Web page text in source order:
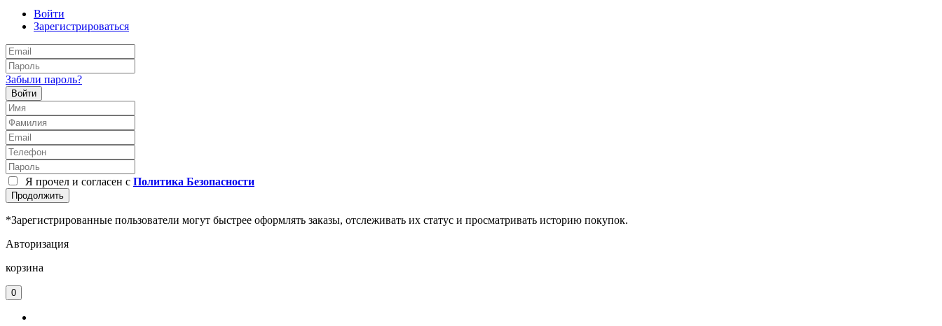
Войти
Зарегистрироваться
Забыли пароль?
Войти
Я прочел и согласен с Политика Безопасности
Продолжить
*Зарегистрированные пользователи могут быстрее оформлять заказы, отслеживать их статус и просматривать историю покупок.
Авторизация
корзина
0